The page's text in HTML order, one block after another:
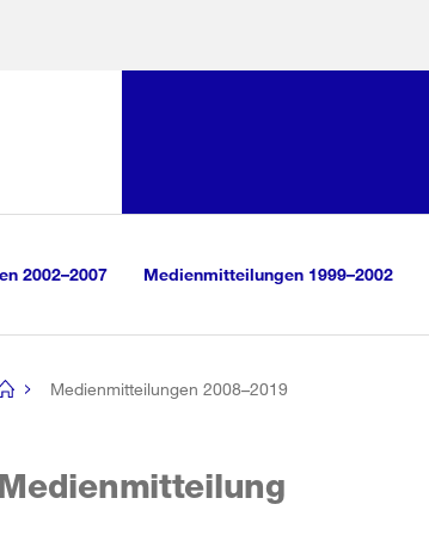
2002–2007 Medienmitteilungen 1999–2002
Medienmitteilungen 2008–2019